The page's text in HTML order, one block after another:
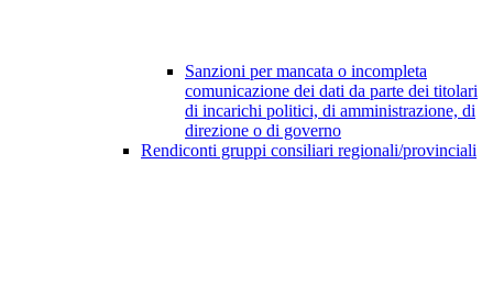
Sanzioni per mancata o incompleta
comunicazione dei dati da parte dei titolari
di incarichi politici, di amministrazione, di
direzione o di governo
Rendiconti gruppi consiliari regionali/provinciali